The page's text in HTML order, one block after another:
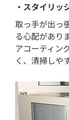
・スタイリッ
取っ手が出っ
る心配があり
アコーティン
く、清掃しや